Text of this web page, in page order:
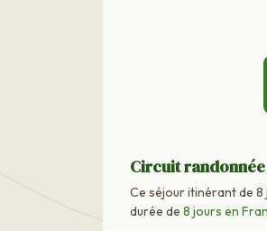
Circuit
Ce séjour itinérant de 8
durée de 8 jours en